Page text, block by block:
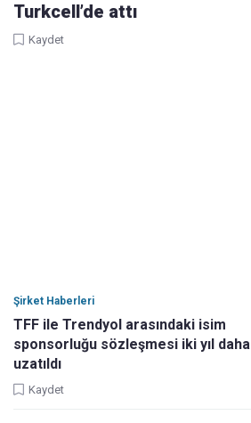
Turkcell’de attı
Kaydet
Şirket Haberleri
TFF ile Trendyol arasındaki isim
sponsorluğu sözleşmesi iki yıl daha
uzatıldı
Kaydet